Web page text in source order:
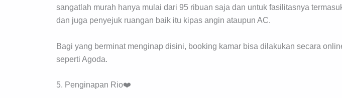
sangatlah murah hanya mulai dari 95 ribuan saja dan untuk fasilitasnya
dan juga penyejuk ruangan baik itu kipas angin ataupun AC.
Bagi yang berminat menginap disini, booking kamar bisa dilakukan secara
seperti Agoda.
5. Penginapan Rio❤️